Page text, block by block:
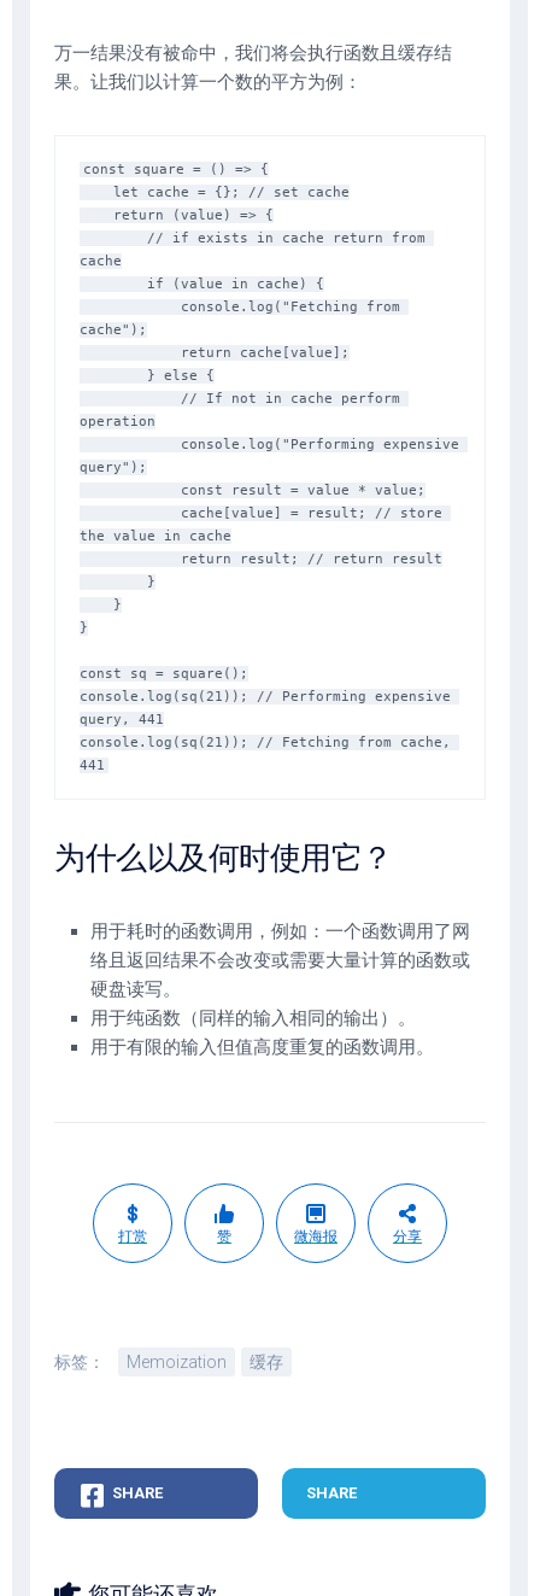
万一结果没有被命中，我们将会执行函数且缓存结
果。让我们以计算一个数的平方为例：
const square = () => {
cache
cache");
operation
query");
the value in cache
}
const sq = square();
console.log(sq(21)); // Performing expensive
query, 441
console.log(sq(21)); // Fetching from cache,
为什么以及何时使用它？
用于耗时的函数调用，例如：一个函数调用了网
络且返回结果不会改变或需要大量计算的函数或
硬盘读写。
用于纯函数（同样的输入相同的输出）。
用于有限的输入但值高度重复的函数调用。
打赏 赞 微海报 分享
标签： Memoization 缓存
SHARE SHARE